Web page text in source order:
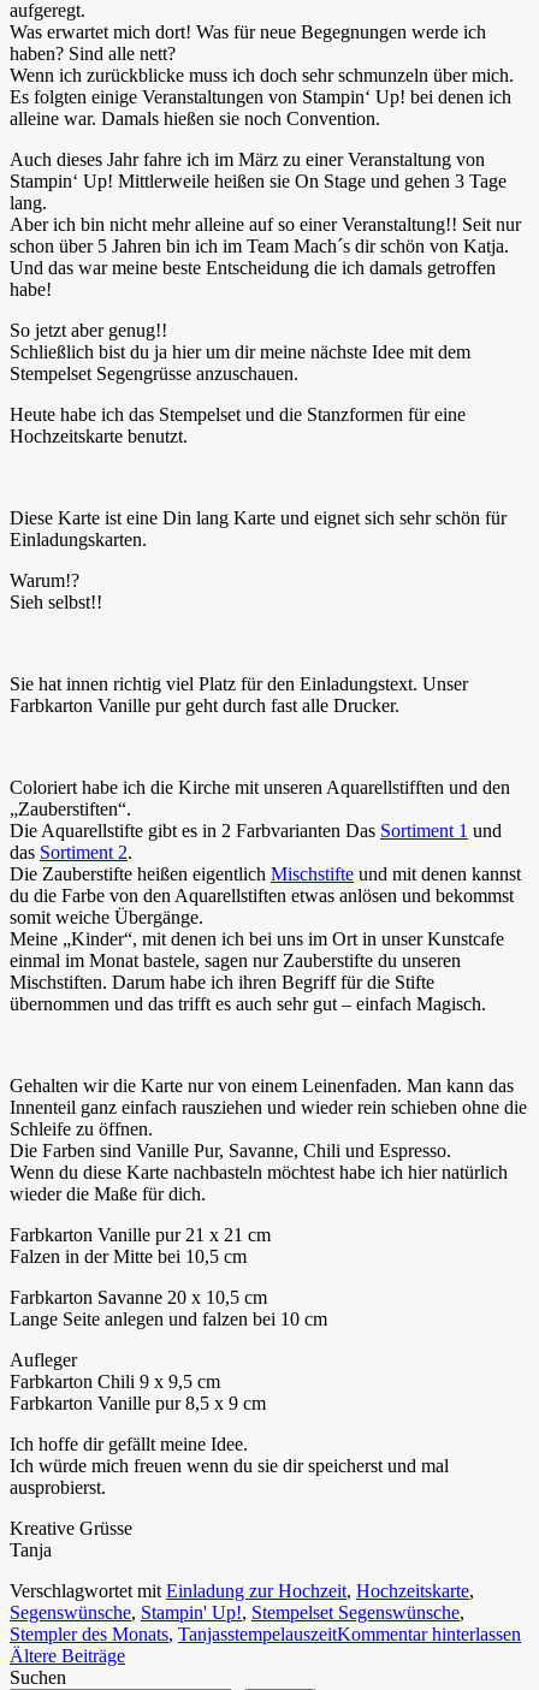
aufgeregt.
Was erwartet mich dort! Was für neue Begegnungen werde ich
haben? Sind alle nett?
Wenn ich zurückblicke muss ich doch sehr schmunzeln über mich.
Es folgten einige Veranstaltungen von Stampin‘ Up! bei denen ich
alleine war. Damals hießen sie noch Convention.
Auch dieses Jahr fahre ich im März zu einer Veranstaltung von
Stampin‘ Up! Mittlerweile heißen sie On Stage und gehen 3 Tage
lang.
Aber ich bin nicht mehr alleine auf so einer Veranstaltung!! Seit nur
schon über 5 Jahren bin ich im Team Mach´s dir schön von Katja.
Und das war meine beste Entscheidung die ich damals getroffen
habe!
So jetzt aber genug!!
Schließlich bist du ja hier um dir meine nächste Idee mit dem
Stempelset Segengrüsse anzuschauen.
Heute habe ich das Stempelset und die Stanzformen für eine
Hochzeitskarte benutzt.
Diese Karte ist eine Din lang Karte und eignet sich sehr schön für
Einladungskarten.
Warum!?
Sieh selbst!!
Sie hat innen richtig viel Platz für den Einladungstext. Unser
Farbkarton Vanille pur geht durch fast alle Drucker.
Coloriert habe ich die Kirche mit unseren Aquarellstifften und den
„Zauberstiften“.
Die Aquarellstifte gibt es in 2 Farbvarianten Das Sortiment 1 und
das Sortiment 2.
Die Zauberstifte heißen eigentlich Mischstifte und mit denen kannst
du die Farbe von den Aquarellstiften etwas anlösen und bekommst
somit weiche Übergänge.
Meine „Kinder“, mit denen ich bei uns im Ort in unser Kunstcafe
einmal im Monat bastele, sagen nur Zauberstifte du unseren
Mischstiften. Darum habe ich ihren Begriff für die Stifte
übernommen und das trifft es auch sehr gut – einfach Magisch.
Gehalten wir die Karte nur von einem Leinenfaden. Man kann das
Innenteil ganz einfach rausziehen und wieder rein schieben ohne die
Schleife zu öffnen.
Die Farben sind Vanille Pur, Savanne, Chili und Espresso.
Wenn du diese Karte nachbasteln möchtest habe ich hier natürlich
wieder die Maße für dich.
Farbkarton Vanille pur 21 x 21 cm
Falzen in der Mitte bei 10,5 cm
Farbkarton Savanne 20 x 10,5 cm
Lange Seite anlegen und falzen bei 10 cm
Aufleger
Farbkarton Chili 9 x 9,5 cm
Farbkarton Vanille pur 8,5 x 9 cm
Ich hoffe dir gefällt meine Idee.
Ich würde mich freuen wenn du sie dir speicherst und mal
ausprobierst.
Kreative Grüsse
Tanja
Verschlagwortet mit Einladung zur Hochzeit, Hochzeitskarte,
Segenswünsche, Stampin' Up!, Stempelset Segenswünsche,
Stempler des Monats, TanjasstempelauszeitKommentar hinterlassen
Beitragsnavigation
Ältere Beiträge
Suchen